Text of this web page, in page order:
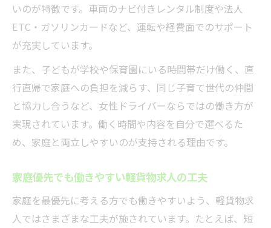
いのが特徴です。車両のナビ付きレンタル制度や法人
ETC・ガソリンカードなど、運転や経費面でのサポート
が充実しています。
また、子どもが学校や保育園にいる時間帯だけ働く、直
行直帰で家庭への負担を減らす、同じ子育て世代の仲間
と協力し合うなど、女性ドライバーならではの働き方が
実現されています。働く時間や内容を自分で選べるた
め、家庭と両立しやすいのが支持される理由です。
家庭優先でも働きやすい軽貨物求人の工夫
家庭を最優先に考える方でも働きやすいよう、軽貨物求
人ではさまざまな工夫が施されています。たとえば、短